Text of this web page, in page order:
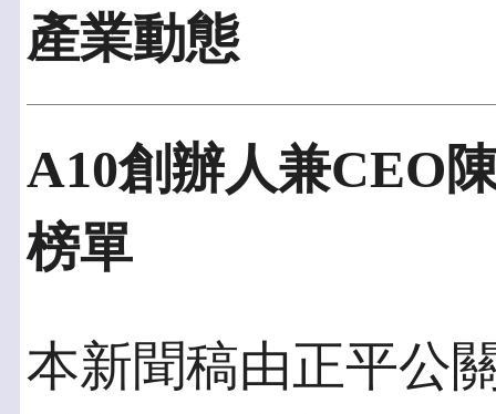
產業動態
A10創辦人兼CEO
榜單
本新聞稿由正平公